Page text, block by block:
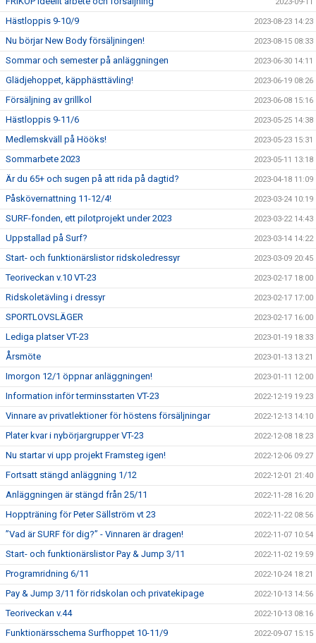
Hästloppis 9-10/9 2023-08-23 14:23
Nu börjar New Body försäljningen! 2023-08-15 08:33
Sommar och semester på anläggningen 2023-06-30 14:11
Glädjehoppet, käpphästtävling! 2023-06-19 08:26
Försäljning av grillkol 2023-06-08 15:16
Hästloppis 9-11/6 2023-05-25 14:38
Medlemskväll på Hööks! 2023-05-23 15:31
Sommarbete 2023 2023-05-11 13:18
Är du 65+ och sugen på att rida på dagtid? 2023-04-18 11:09
Påskövernattning 11-12/4! 2023-03-24 10:19
SURF-fonden, ett pilotprojekt under 2023 2023-03-22 14:43
Uppstallad på Surf? 2023-03-14 14:22
Start- och funktionärslistor ridskoledressyr 2023-03-09 20:45
Teoriveckan v.10 VT-23 2023-02-17 18:00
Ridskoletävling i dressyr 2023-02-17 17:00
SPORTLOVSLÄGER 2023-02-17 16:00
Lediga platser VT-23 2023-01-19 18:33
Årsmöte 2023-01-13 13:21
Imorgon 12/1 öppnar anläggningen! 2023-01-11 12:00
Information inför terminsstarten VT-23 2022-12-19 19:23
Vinnare av privatlektioner för höstens försäljningar 2022-12-13 14:10
Plater kvar i nybörjargrupper VT-23 2022-12-08 18:23
Nu startar vi upp projekt Framsteg igen! 2022-12-06 09:27
Fortsatt stängd anläggning 1/12 2022-12-01 21:40
Anläggningen är stängd från 25/11 2022-11-28 16:20
Hoppträning för Peter Sällström vt 23 2022-11-22 08:56
”Vad är SURF för dig?” - Vinnaren är dragen! 2022-11-07 10:54
Start- och funktionärslistor Pay & Jump 3/11 2022-11-02 19:59
Programridning 6/11 2022-10-24 18:21
Pay & Jump 3/11 för ridskolan och privatekipage 2022-10-13 14:56
Teoriveckan v.44 2022-10-13 08:16
Funktionärsschema Surfhoppet 10-11/9 2022-09-07 15:15